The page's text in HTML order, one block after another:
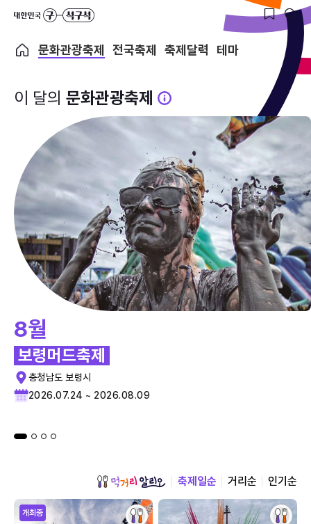
문화관광축제 전국축제 축제달력 테마
이 달의 문화관광축제
8월
보령머드축제
충청남도 보령시
2026.07.24 ~ 2026.08.09
축제일순 거리순 인기순
개최중